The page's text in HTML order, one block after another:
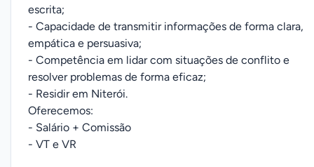
escrita;
- Capacidade de transmitir informações de forma clara,
empática e persuasiva;
- Competência em lidar com situações de conflito e
resolver problemas de forma eficaz;
- Residir em Niterói.
Oferecemos:
- Salário + Comissão
- VT e VR